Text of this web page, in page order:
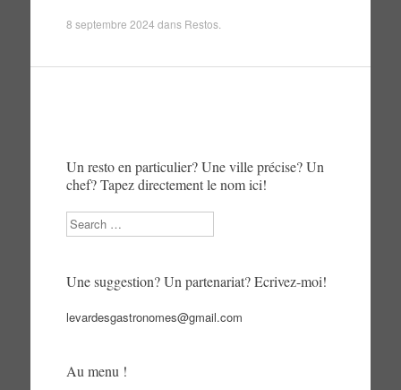
8 septembre 2024 dans Restos.
Un resto en particulier? Une ville précise? Un
chef? Tapez directement le nom ici!
Search
Une suggestion? Un partenariat? Ecrivez-moi!
levardesgastronomes@gmail.com
Au menu !